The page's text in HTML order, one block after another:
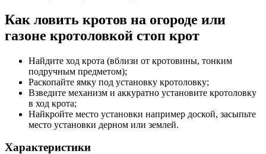
Как ловить кротов на огороде или
газоне кротоловкой стоп крот
Найдите ход крота (вблизи от кротовины, тонким
подручным предметом);
Раскопайте ямку под установку кротоловку;
Взведите механизм и аккуратно установите кротоловку
в ход крота;
Найкройте место установки например доской, засыпьте
место установки дерном или землей.
Характеристики